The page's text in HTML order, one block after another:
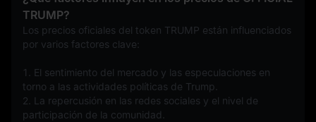
TRUMP?
Los precios oficiales del token TRUMP están influenciados
por varios factores clave:
1. El sentimiento del mercado y las especulaciones en
torno a las actividades políticas de Trump.
2. La repercusión en las redes sociales y el nivel de
participación de la comunidad.